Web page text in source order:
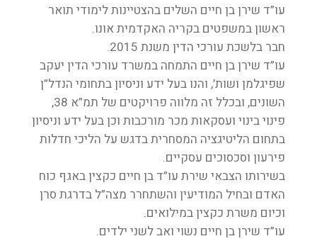
עו”ד שירן בן חיים השלים בהצטיינות לימודי תואר
ראשון במשפטים בקריה האקדמית אונו.
חבר בלשכת עורכי הדין משנת 2015.
עו”ד שירן בן חיים התמחה במשרד עורכי הדין יעקב
שפיגלמן ושות’, והנו בעל ידע וניסיון בתחומי הנדל”ן
השונים, ובכלל זה מלווה פרויקטים של תמ”א 38,
פינוי בינוי ועסקאות מכר מורכבות וכן בעל ידע וניסיון
בתחום הליטיגציה המסחרית בדגש על הליכי חדלות
פירעון וסכסוכים עסקיים.
בשירותו הצבאי שירת עו”ד בן חיים כקצין באגף כוח
האדם ובחיל המודיעין והשתחרר מצה”ל בדרגת סרן
וכיום משרת כקצין במילואים.
עו”ד שירן בן חיים נשוי ואב לשני ילדים.